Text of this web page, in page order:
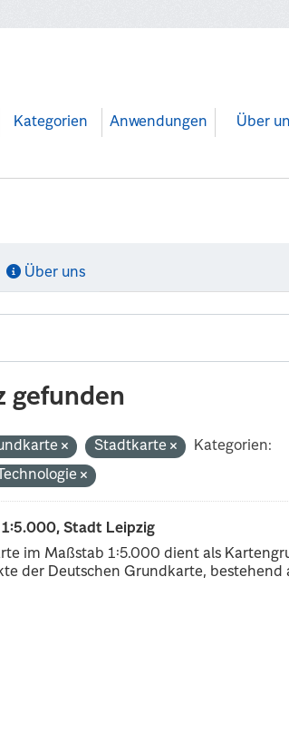
Kategorien Anwendungen Über
Über uns
gefunden
Stadtkarte
Kategorien:
Stadt Leipzig
im Maßstab 1:5.000 dient als
der Deutschen Grundkarte, bestehend